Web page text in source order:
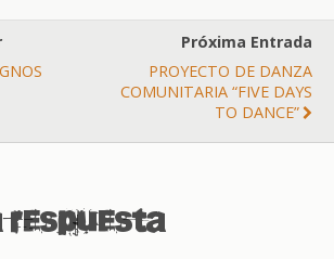
Próxima Entrada
PROYECTO DE DANZA
COMUNITARIA “FIVE DAYS
TO DANCE”
respuesta